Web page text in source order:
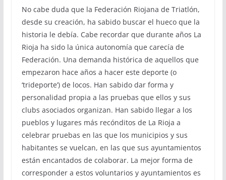
No cabe duda que la Federación Riojana de Triatlón,
desde su creación, ha sabido buscar el hueco que la
historia le debía. Cabe recordar que durante años La
Rioja ha sido la única autonomía que carecía de
Federación. Una demanda histórica de aquellos que
empezaron hace años a hacer este deporte (o
‘trideporte’) de locos. Han sabido dar forma y
personalidad propia a las pruebas que ellos y sus
clubs asociados organizan. Han sabido llegar a los
pueblos y lugares más recónditos de La Rioja a
celebrar pruebas en las que los municipios y sus
habitantes se vuelcan, en las que sus ayuntamientos
están encantados de colaborar. La mejor forma de
corresponder a estos voluntarios y ayuntamientos es